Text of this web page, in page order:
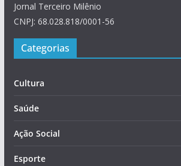
Jornal Terceiro Milênio
CNPJ: 68.028.818/0001-56
Categorias
Cultura
Saúde
Ação Social
Esporte